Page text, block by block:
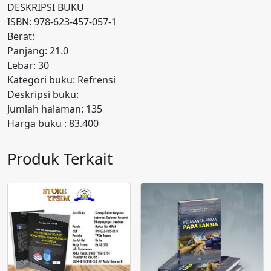
DESKRIPSI BUKU
ISBN: 978-623-457-057-1
Berat:
Panjang: 21.0
Lebar: 30
Kategori buku: Refrensi
Deskripsi buku:
Jumlah halaman: 135
Harga buku : 83.400
Produk Terkait